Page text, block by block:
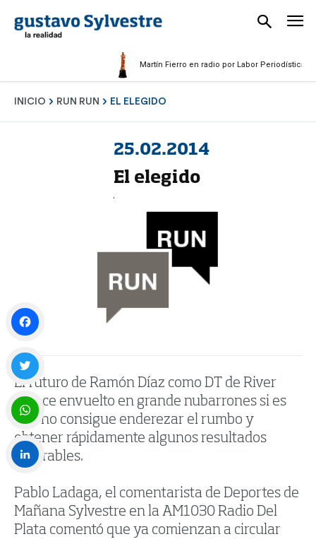
Martín Fierro en radio por Labor Periodística
INICIO RUN RUN EL ELEGIDO
25.02.2014
El elegido
El futuro de Ramón Díaz como DT de River
parece envuelto en grande nubarrones si es
que no consigue enderezar el rumbo y
obtener rápidamente algunos resultados
favorables.
Pablo Ladaga, el comentarista de Deportes de
Mañana Sylvestre en la AM1030 Radio Del
Plata comentó que ya comienzan a circular
Facebook
Twitter
WhatsApp
LinkedIn